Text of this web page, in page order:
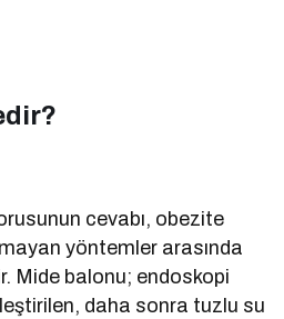
cevabı, obezite
yöntemler arasında
Mide balonu; endoskopi
daha sonra tuzlu su